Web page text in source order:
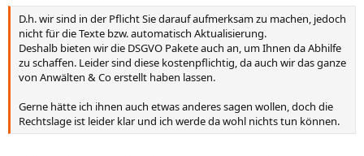
D.h. wir sind in der Pflicht Sie darauf aufmerksam zu machen, jedoch
nicht für die Texte bzw. automatisch Aktualisierung.
Deshalb bieten wir die DSGVO Pakete auch an, um Ihnen da Abhilfe
zu schaffen. Leider sind diese kostenpflichtig, da auch wir das ganze
von Anwälten & Co erstellt haben lassen.
Gerne hätte ich ihnen auch etwas anderes sagen wollen, doch die
Rechtslage ist leider klar und ich werde da wohl nichts tun können.